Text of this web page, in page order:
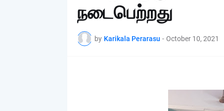
நடைபெற்றது
by Karikala Perarasu - October 10, 2021